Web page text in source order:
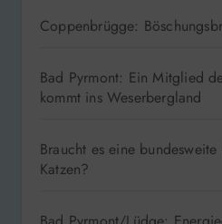
Coppenbrügge:
Bad Pyrmont: Ein Mitglied
kommt ins Weserbergland
Braucht es eine
Katzen?